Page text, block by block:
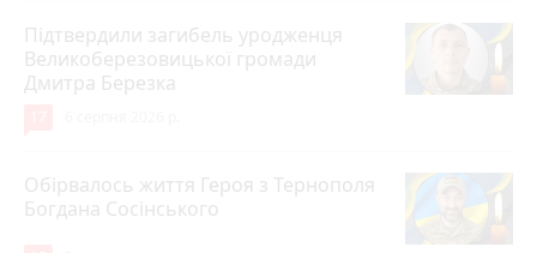
Підтвердили загибель уродженця
Великоберезовицької громади
Дмитра Березка
Обірвалось життя Героя з Тернополя
Богдана Сосінського